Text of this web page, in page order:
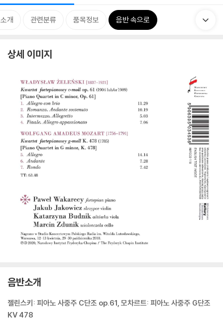
개 관련분류 품목정보 음반 속으로
상세 이미지
음반소개
젤린스키: 피아노 사중주 C단조 op.61, 모차르트: 피아노 사중주 G단조
KV 478